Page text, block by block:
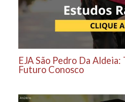
EJA São Pedro Da
Futuro Conosco